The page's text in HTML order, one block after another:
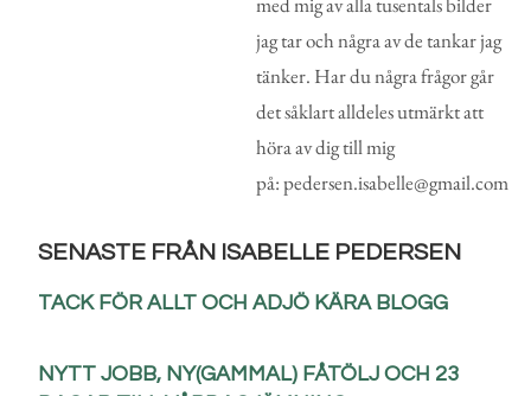
jag tar och några av de tankar jag
tänker. Har du några frågor går
det såklart alldeles utmärkt att
höra av dig till mig
på: pedersen.isabelle@gmail.com
SENASTE FRÅN ISABELLE PEDERSEN
TACK FÖR ALLT OCH ADJÖ KÄRA BLOGG
NYTT JOBB, NY(GAMMAL) FÅTÖLJ OCH 23